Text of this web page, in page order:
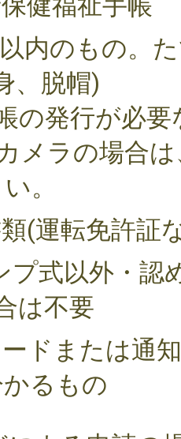
内のもの。
、脱帽)
の発行が必要
メラの場合
。
(運転免許証
プ式以外・認
は不要
ドまたは通
るもの